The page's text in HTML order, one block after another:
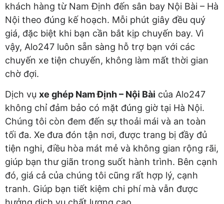
khách hàng từ Nam Định đến sân bay Nội Bài – Hà
Nội theo đúng kế hoạch. Mỗi phút giây đều quý
giá, đặc biệt khi bạn cần bắt kịp chuyến bay. Vì
vậy, Alo247 luôn sẵn sàng hỗ trợ bạn với các
chuyến xe tiện chuyến, không làm mất thời gian
chờ đợi.
Dịch vụ xe ghép Nam Định – Nội Bài của Alo247
không chỉ đảm bảo có mặt đúng giờ tại Hà Nội.
Chúng tôi còn đem đến sự thoải mái và an toàn
tối đa. Xe đưa đón tận nơi, được trang bị đầy đủ
tiện nghi, điều hòa mát mẻ và không gian rộng rãi,
giúp bạn thư giãn trong suốt hành trình. Bên cạnh
đó, giá cả của chúng tôi cũng rất hợp lý, cạnh
tranh. Giúp bạn tiết kiệm chi phí mà vẫn được